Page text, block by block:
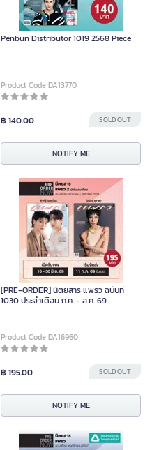
Penbun Distributor 1019 2568 Piece
Product Code DA13770
฿ 140.00 SOLD OUT
NOTIFY ME
[PRE-ORDER] นิตยสาร แพรว ฉบับที่
1030 ประจําเดือน ก.ค. - ส.ค. 69
Product Code DA16960
฿ 195.00 SOLD OUT
NOTIFY ME